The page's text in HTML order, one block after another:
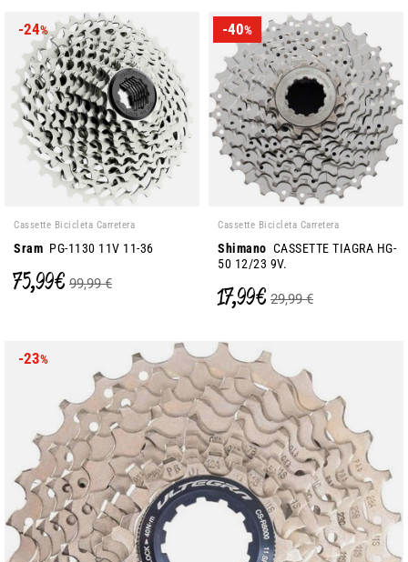
-24%
Cassette Bicicleta Carretera
Sram PG-1130 11V 11-36
75,99 € 99,99 €
-40%
Cassette Bicicleta Carretera
Shimano CASSETTE TIAGRA HG-
50 12/23 9V.
17,99 € 29,99 €
-23%